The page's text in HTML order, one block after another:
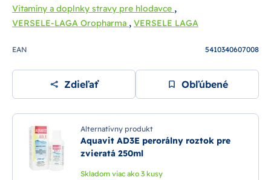
Vitamíny a doplnky stravy pre hlodavce ,
VERSELE-LAGA Oropharma , VERSELE LAGA
EAN 5410340607008
Zdieľať Obľúbené
Alternatívny produkt
Aquavit AD3E perorálny roztok pre
zvieratá 250ml
Skladom viac ako 3 kusy